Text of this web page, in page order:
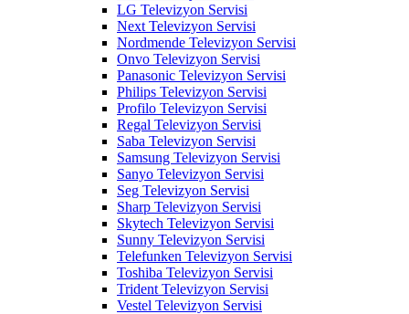
LG Televizyon Servisi
Next Televizyon Servisi
Nordmende Televizyon Servisi
Onvo Televizyon Servisi
Panasonic Televizyon Servisi
Philips Televizyon Servisi
Profilo Televizyon Servisi
Regal Televizyon Servisi
Saba Televizyon Servisi
Samsung Televizyon Servisi
Sanyo Televizyon Servisi
Seg Televizyon Servisi
Sharp Televizyon Servisi
Skytech Televizyon Servisi
Sunny Televizyon Servisi
Telefunken Televizyon Servisi
Toshiba Televizyon Servisi
Trident Televizyon Servisi
Vestel Televizyon Servisi